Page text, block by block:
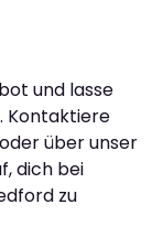
und lasse
Kontaktiere
über unser
dich bei
zu